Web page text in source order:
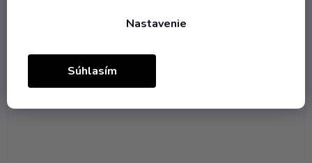
Nastavenie
Súhlasím